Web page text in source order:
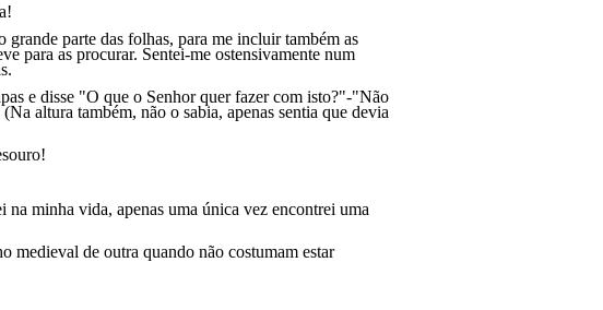
parte das folhas, para me incluir também as
para as procurar. Sentei-me ostensivamente num
e disse "O que o Senhor quer fazer com isto?"-"Não
altura também, não o sabia, apenas sentia que devia
minha vida, apenas uma única vez encontrei uma
medieval de outra quando não costumam estar